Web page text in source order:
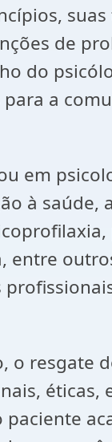
suas
de
do
a
em
à saúde,
o resgate
éticas,